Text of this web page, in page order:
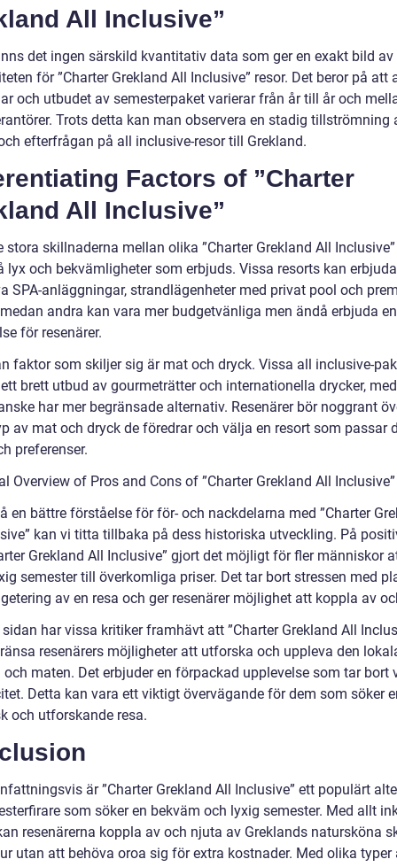
All Inclusive”
det ingen särskild kvantitativ data som ger en exakt bild av
för ”Charter Grekland All Inclusive” resor. Det beror på att
och utbudet av semesterpaket varierar från år till år och
Trots detta kan man observera en stadig tillströmning
efterfrågan på all inclusive-resor till Grekland.
Factors of ”Charter
All Inclusive”
stora skillnaderna mellan olika ”Charter Grekland All
lyx och bekvämligheter som erbjuds. Vissa resorts kan erbjuda
SPA-anläggningar, strandlägenheter med privat pool och
andra kan vara mer budgetvänliga men ändå erbjuda
för resenärer.
faktor som skiljer sig är mat och dryck. Vissa all inclusive-
brett utbud av gourmeträtter och internationella drycker,
har mer begränsade alternativ. Resenärer bör noggrant
av mat och dryck de föredrar och välja en resort som passar
preferenser.
Overview of Pros and Cons of ”Charter Grekland All Inclusive”
en bättre förståelse för för- och nackdelarna med ”Charter
kan vi titta tillbaka på dess historiska utveckling. På
Grekland All Inclusive” gjort det möjligt för fler människor
semester till överkomliga priser. Det tar bort stressen med
av en resa och ger resenärer möjlighet att koppla av
har vissa kritiker framhävt att ”Charter Grekland All
resenärers möjligheter att utforska och uppleva den
och maten. Det erbjuder en förpackad upplevelse som tar bort
Detta kan vara ett viktigt övervägande för dem som söker
och utforskande resa.
är ”Charter Grekland All Inclusive” ett populärt
som söker en bekväm och lyxig semester. Med allt
resenärerna koppla av och njuta av Greklands natursköna
utan att behöva oroa sig för extra kostnader. Med olika typer